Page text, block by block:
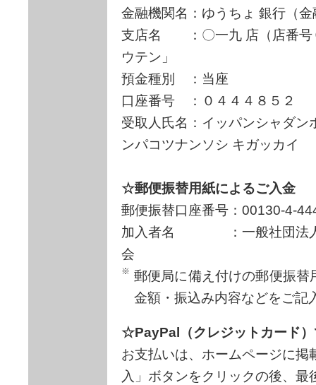
金融機関名：ゆうちょ 銀行（
支店名 ：〇一九 店（店番号
ウテン」
預金種別 ：当座
口座番号 ：０４４４８５２
受取人氏名：イッパンシャダ
ンパコツナンソシ キガッカイ
☆郵便振替用紙によるご入金
郵便振替口座番号：00130-4-
加入者名 ：一般社団法人
会
郵便局に備え付けの郵便振
金額・振込み内容などをご記
☆PayPal（クレジットカード）
お支払いは、ホームページに掲
入」ボタンをクリックの後、